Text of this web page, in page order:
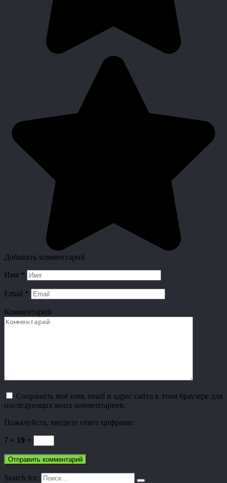
Добавить комментарий
Имя *
Email *
Комментарий
Сохранить моё имя, email и адрес сайта в этом браузере для
последующих моих комментариев.
Пожалуйста, введите ответ цифрами:
7 + 19 =
Search for: